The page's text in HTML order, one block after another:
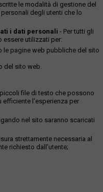
le modalità di gestione del
degli utenti che lo
i dati personali - Per tutti gli
essere utilizzati per:
le pagine web pubbliche del sito
del sito web.
file di testo che possono
efficiente l'esperienza per
nel sito saranno scaricati
strettamente necessaria al
richiesto dall'utente;